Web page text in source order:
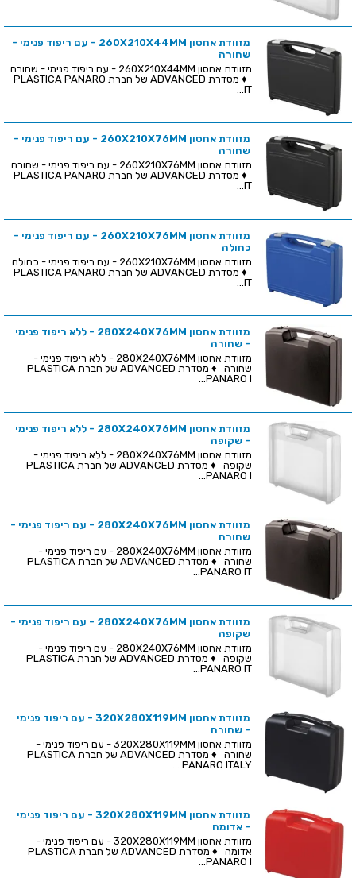
מזוודת אחסון 260X210X44MM - עם ריפוד פנימי -
שחורה
מזוודת אחסון 260X210X44MM - עם ריפוד פנימי - שחורה
♦ מסדרת ADVANCED של חברת PLASTICA PANARO
IT...
מזוודת אחסון 260X210X76MM - עם ריפוד פנימי -
שחורה
מזוודת אחסון 260X210X76MM - עם ריפוד פנימי - שחורה
♦ מסדרת ADVANCED של חברת PLASTICA PANARO
IT...
מזוודת אחסון 260X210X76MM - עם ריפוד פנימי -
כחולה
מזוודת אחסון 260X210X76MM - עם ריפוד פנימי - כחולה
♦ מסדרת ADVANCED של חברת PLASTICA PANARO
IT...
מזוודת אחסון 280X240X76MM - ללא ריפוד פנימי
- שחורה
מזוודת אחסון 280X240X76MM - ללא ריפוד פנימי -
שחורה ♦ מסדרת ADVANCED של חברת PLASTICA
PANARO I...
מזוודת אחסון 280X240X76MM - ללא ריפוד פנימי
- שקופה
מזוודת אחסון 280X240X76MM - ללא ריפוד פנימי -
שקופה ♦ מסדרת ADVANCED של חברת PLASTICA
PANARO I...
מזוודת אחסון 280X240X76MM - עם ריפוד פנימי -
שחורה
מזוודת אחסון 280X240X76MM - עם ריפוד פנימי -
שחורה ♦ מסדרת ADVANCED של חברת PLASTICA
PANARO IT...
מזוודת אחסון 280X240X76MM - עם ריפוד פנימי -
שקופה
מזוודת אחסון 280X240X76MM - עם ריפוד פנימי -
שקופה ♦ מסדרת ADVANCED של חברת PLASTICA
PANARO IT...
מזוודת אחסון 320X280X119MM - עם ריפוד פנימי
- שחורה
מזוודת אחסון 320X280X119MM - עם ריפוד פנימי -
שחורה ♦ מסדרת ADVANCED של חברת PLASTICA
PANARO ITALY ...
מזוודת אחסון 320X280X119MM - עם ריפוד פנימי
- אדומה
מזוודת אחסון 320X280X119MM - עם ריפוד פנימי -
אדומה ♦ מסדרת ADVANCED של חברת PLASTICA
PANARO I...